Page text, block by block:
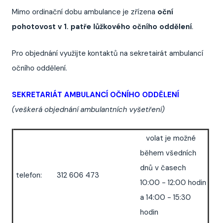
Mimo ordinační dobu ambulance je zřízena oční
pohotovost v 1. patře lůžkového očního oddělení.
Pro objednání využijte kontaktů na sekretairát ambulancí
očního oddělení.
SEKRETARIÁT AMBULANCÍ OČNÍHO ODDĚLENÍ
(veškerá objednání ambulantních vyšetření)
telefon: 312 606 473
volat je možné
během všedních
dnů v časech
10:00 - 12:00 hodin
a 14:00 - 15:30
hodin